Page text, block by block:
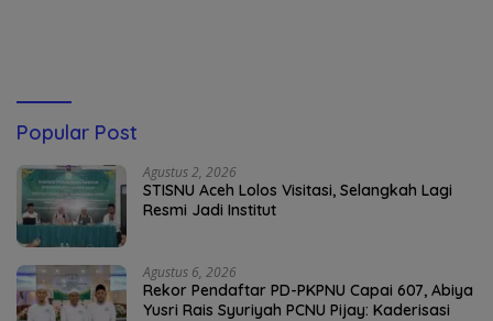
Popular Post
Agustus 2, 2026
STISNU Aceh Lolos Visitasi, Selangkah Lagi
Resmi Jadi Institut
Agustus 6, 2026
Rekor Pendaftar PD-PKPNU Capai 607, Abiya
Yusri Rais Syuriyah PCNU Pijay: Kaderisasi